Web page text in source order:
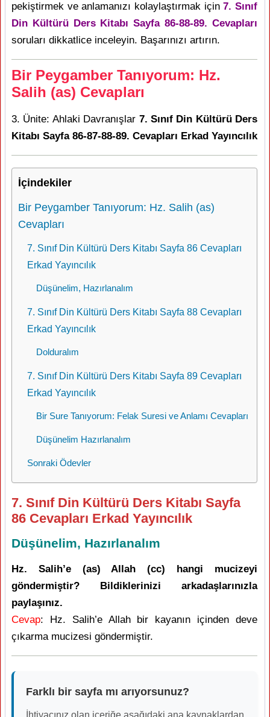
pekiştirmek ve anlamanızı kolaylaştırmak için7. Sınıf
Din Kültürü Ders Kitabı Sayfa 86-88-89. Cevapları
soruları dikkatlice inceleyin. Başarınızı artırın.
Bir Peygamber Tanıyorum: Hz.
Salih (as) Cevapları
3. Ünite: Ahlaki Davranışlar 7. Sınıf Din Kültürü Ders
Kitabı Sayfa 86-87-88-89. Cevapları Erkad Yayıncılık
İçindekiler
Bir Peygamber Tanıyorum: Hz. Salih (as)
Cevapları
7. Sınıf Din Kültürü Ders Kitabı Sayfa 86 Cevapları
Erkad Yayıncılık
Düşünelim, Hazırlanalım
7. Sınıf Din Kültürü Ders Kitabı Sayfa 88 Cevapları
Erkad Yayıncılık
Dolduralım
7. Sınıf Din Kültürü Ders Kitabı Sayfa 89 Cevapları
Erkad Yayıncılık
Bir Sure Tanıyorum: Felak Suresi ve Anlamı Cevapları
Düşünelim Hazırlanalım
Sonraki Ödevler
7. Sınıf Din Kültürü Ders Kitabı Sayfa
86 Cevapları Erkad Yayıncılık
Düşünelim, Hazırlanalım
Hz. Salih’e (as) Allah (cc) hangi mucizeyi
göndermiştir? Bildiklerinizi arkadaşlarınızla
paylaşınız.
Cevap: Hz. Salih’e Allah bir kayanın içinden deve
çıkarma mucizesi göndermiştir.
Farklı bir sayfa mı arıyorsunuz?
İhtiyacınız olan içeriğe aşağıdaki ana kaynaklardan